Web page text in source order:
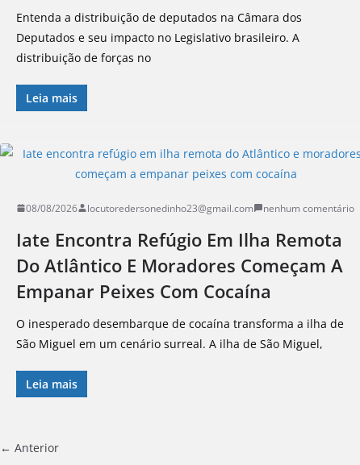
Entenda a distribuição de deputados na Câmara dos
Deputados e seu impacto no Legislativo brasileiro. A
distribuição de forças no
Leia mais
08/08/2026 locutoredersonedinho23@gmail.com nenhum comentário
Iate Encontra Refúgio Em Ilha Remota
Do Atlântico E Moradores Começam A
Empanar Peixes Com Cocaína
O inesperado desembarque de cocaína transforma a ilha de
São Miguel em um cenário surreal. A ilha de São Miguel,
Leia mais
← Anterior